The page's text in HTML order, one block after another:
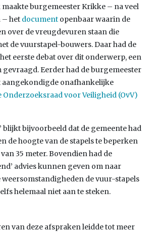
maakte burgemeester Krikke – na veel
– het document openbaar waarin de
over de vreugdevuren staan die
de vuurstapel-bouwers. Daar had de
eerste debat over dit onderwerp, een
gevraagd. Eerder had de burgemeester
aangekondigde onafhankelijke
Onderzoeksraad voor Veiligheid (OvV)
blijkt bijvoorbeeld dat de gemeente had
de hoogte van de stapels te beperken
35 meter. Bovendien had de
advies kunnen geven om naar
de vuur-stapels
helemaal niet aan te steken.
van deze afspraken leidde tot meer